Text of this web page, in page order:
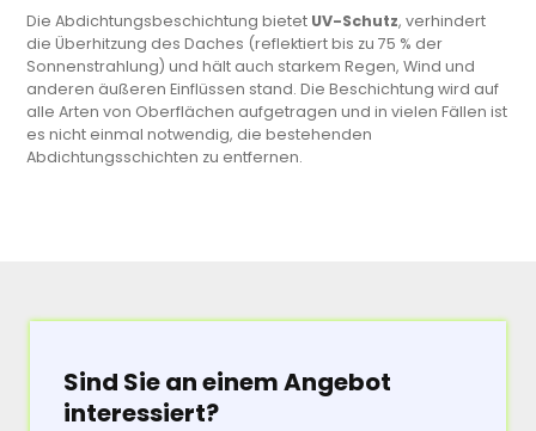
Die Abdichtungsbeschichtung bietet UV-Schutz, verhindert
die Überhitzung des Daches (reflektiert bis zu 75 % der
Sonnenstrahlung) und hält auch starkem Regen, Wind und
anderen äußeren Einflüssen stand. Die Beschichtung wird auf
alle Arten von Oberflächen aufgetragen und in vielen Fällen ist
es nicht einmal notwendig, die bestehenden
Abdichtungsschichten zu entfernen.
Sind Sie an einem Angebot
interessiert?